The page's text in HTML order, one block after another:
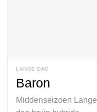
LANGE DAG
Baron
Middenseizoen Lange